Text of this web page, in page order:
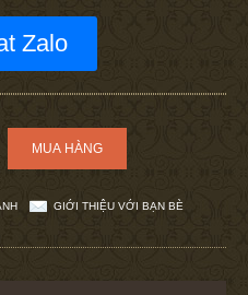
Zalo
GIỚI THIỆU VỚI BẠN BÈ